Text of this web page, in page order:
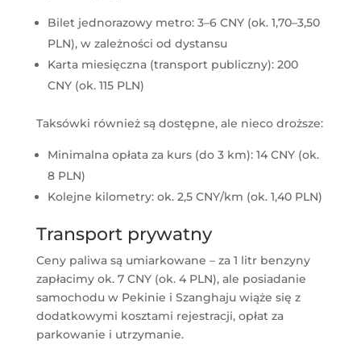
Bilet jednorazowy metro: 3–6 CNY (ok. 1,70–3,50
PLN), w zależności od dystansu
Karta miesięczna (transport publiczny): 200
CNY (ok. 115 PLN)
Taksówki również są dostępne, ale nieco droższe:
Minimalna opłata za kurs (do 3 km): 14 CNY (ok.
8 PLN)
Kolejne kilometry: ok. 2,5 CNY/km (ok. 1,40 PLN)
Transport prywatny
Ceny paliwa są umiarkowane – za 1 litr benzyny
zapłacimy ok. 7 CNY (ok. 4 PLN), ale posiadanie
samochodu w Pekinie i Szanghaju wiąże się z
dodatkowymi kosztami rejestracji, opłat za
parkowanie i utrzymanie.